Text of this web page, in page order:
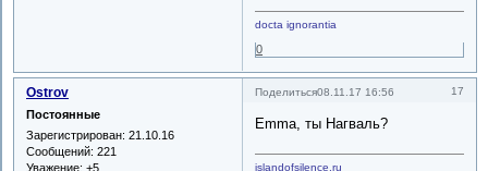
docta ignorantia
0
Поделиться 17
08.11.17 16:56
Ostrov
Постоянные
Зарегистрирован: 21.10.16
Сообщений: 221
Уважение: +5
Emma, ты Нагваль?
islandofsilence.ru